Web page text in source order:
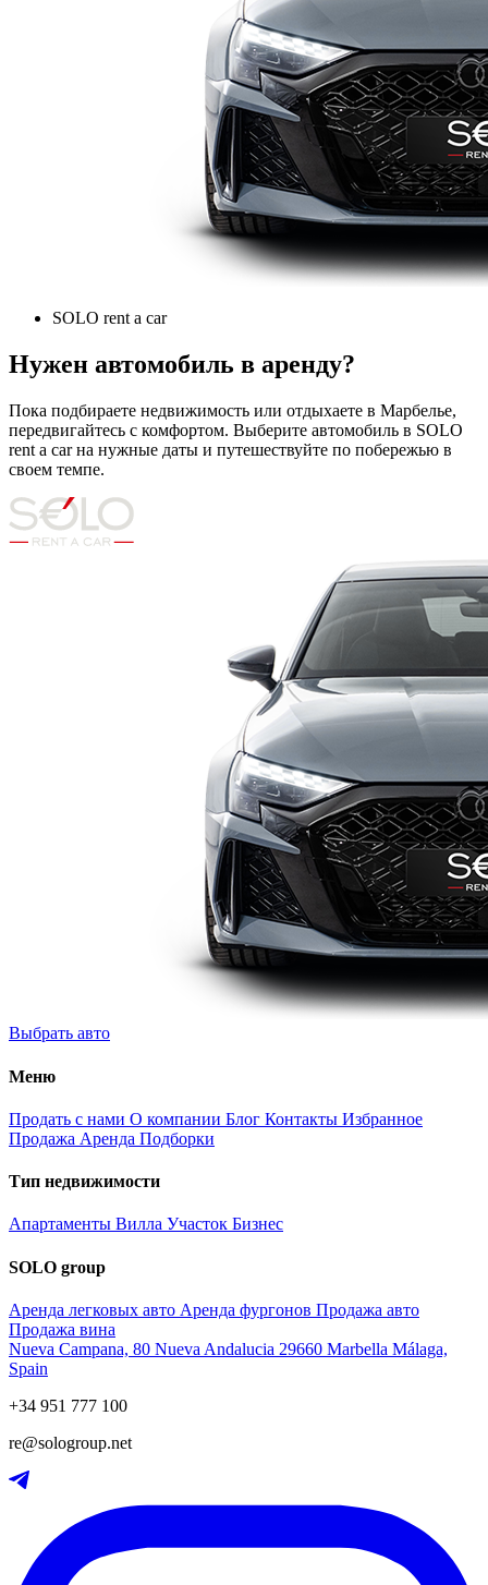
SOLO rent a car
Нужен автомобиль в аренду?
Пока подбираете недвижимость или отдыхаете в Марбелье,
передвигайтесь с комфортом. Выберите автомобиль в SOLO
rent a car на нужные даты и путешествуйте по побережью в
своем темпе.
Выбрать авто
Меню
Продать с нами О компании Блог Контакты Избранное
Продажа Аренда Подборки
Тип недвижимости
Апартаменты Вилла Участок Бизнес
SOLO group
Аренда легковых авто Аренда фургонов Продажа авто
Продажа вина
Nueva Campana, 80 Nueva Andalucia 29660 Marbella Málaga,
Spain
+34 951 777 100
re@sologroup.net